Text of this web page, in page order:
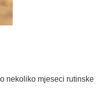
nekoliko mjeseci rutinske